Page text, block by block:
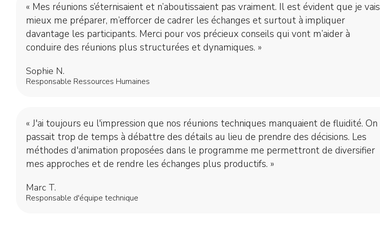
« Mes réunions s’éternisaient et n’aboutissaient pas vraiment. Il est évident que je vais
mieux me préparer, m’efforcer de cadrer les échanges et surtout à impliquer
davantage les participants. Merci pour vos précieux conseils qui vont m’aider à
conduire des réunions plus structurées et dynamiques. »
Sophie N.
Responsable Ressources Humaines
« J'ai toujours eu l'impression que nos réunions techniques manquaient de fluidité. On
passait trop de temps à débattre des détails au lieu de prendre des décisions. Les
méthodes d'animation proposées dans le programme me permettront de diversifier
mes approches et de rendre les échanges plus productifs. »
Marc T.
Responsable d'équipe technique